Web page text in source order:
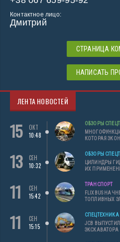
Контактное лицо:
Дмитрий
СТРАНИЦА
НАПИСАТЬ
ЛЕНТА НОВОСТЕЙ
15
ОКТ
10:48
ОБЗОРЫ
КОТОРАЯ
13
СЕН
10:32
ОБЗОРЫ
ЦИЛИНДРЫ
ИХ
11
СЕН
15:42
ТРАНСПОРТ
FLIXBUS
ТОПЛИВНЫХ
11
СЕН
15:15
СПЕЦТЕХНИКА
JCB
ЭКСКАВАТОРА